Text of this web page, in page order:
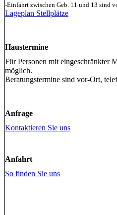
-Einfahrt zwischen Geb. 11 und 13 sind
Lageplan Stellplätze
Haustermine
Für Personen mit eingeschränkter
möglich.
Beratungstermine sind vor-Ort,
Anfrage
Kontaktieren Sie uns
Anfahrt
So finden Sie uns